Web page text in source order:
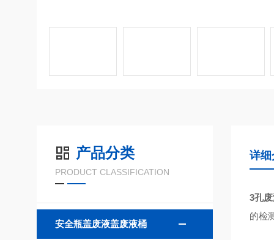
产品分类
PRODUCT CLASSIFICATION
安全瓶盖废液盖废液桶
详细
3孔
的检